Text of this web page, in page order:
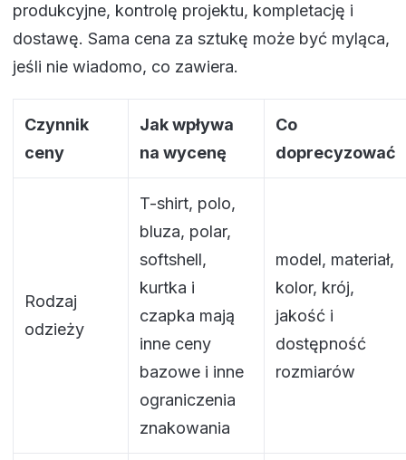
produkcyjne, kontrolę projektu, kompletację i
dostawę. Sama cena za sztukę może być myląca,
jeśli nie wiadomo, co zawiera.
Czynnik
ceny
Jak wpływa
na wycenę
Co
doprecyzować
Rodzaj
odzieży
T-shirt, polo,
bluza, polar,
softshell,
kurtka i
czapka mają
inne ceny
bazowe i inne
ograniczenia
znakowania
model, materiał,
kolor, krój,
jakość i
dostępność
rozmiarów